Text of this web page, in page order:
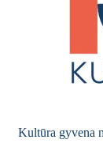
Kultūra gyvena